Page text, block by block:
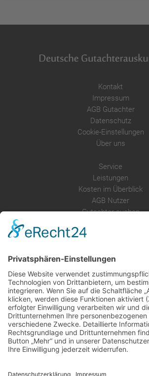
Kontakt
Impressum
AGB Gutachter
Datenschutz
Cookie-Einstellungen
Über uns
Service
Leistungen
Kosten im Überblick
AGB Nutzer
Gutachter suchen
Anfrage
Presse
Partner: Der DGuSV
als Gutachter eintragen
Infos für Suchende